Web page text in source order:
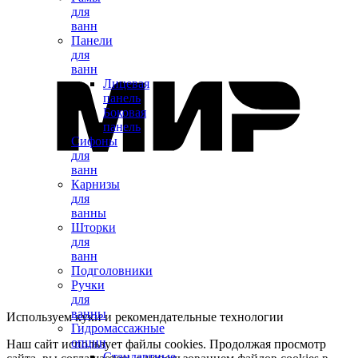
для
ванн
Панели
для
ванн
Лицевая
панель
Боковая
панель
Сифоны
для
ванн
Карнизы
для
ванны
Шторки
для
ванн
Подголовники
Ручки
для
ванны
Гидромассажные
опции
Используем куки и рекомендательные технологии
Наш сайт использует файлы cookies. Продолжая просмотр